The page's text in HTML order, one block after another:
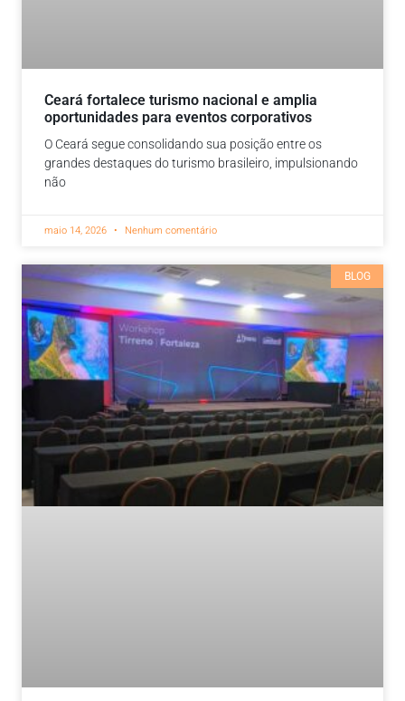
Ceará fortalece turismo nacional e amplia
oportunidades para eventos corporativos
O Ceará segue consolidando sua posição entre os
grandes destaques do turismo brasileiro, impulsionando
não
maio 14, 2026 Nenhum comentário
BLOG